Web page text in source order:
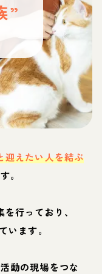
”
迎えたい人を結ぶ
。
行っており、
います。
動の現場をつな